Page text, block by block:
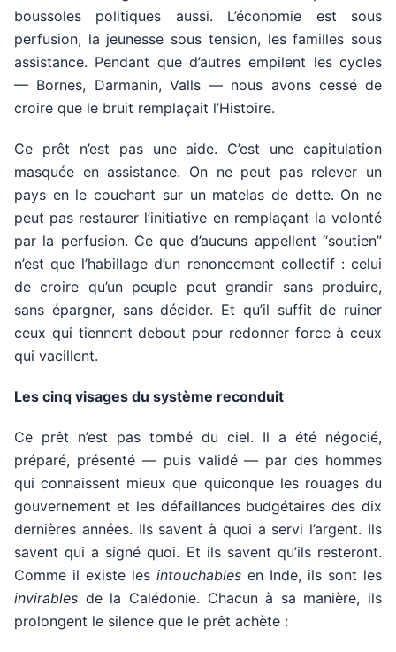
boussoles politiques aussi. L’économie est sous
perfusion, la jeunesse sous tension, les familles sous
assistance. Pendant que d’autres empilent les cycles
— Bornes, Darmanin, Valls — nous avons cessé de
croire que le bruit remplaçait l’Histoire.
Ce prêt n’est pas une aide. C’est une capitulation
masquée en assistance. On ne peut pas relever un
pays en le couchant sur un matelas de dette. On ne
peut pas restaurer l’initiative en remplaçant la volonté
par la perfusion. Ce que d’aucuns appellent “soutien”
n’est que l’habillage d’un renoncement collectif : celui
de croire qu’un peuple peut grandir sans produire,
sans épargner, sans décider. Et qu’il suffit de ruiner
ceux qui tiennent debout pour redonner force à ceux
qui vacillent.
Les cinq visages du système reconduit
Ce prêt n’est pas tombé du ciel. Il a été négocié,
préparé, présenté — puis validé — par des hommes
qui connaissent mieux que quiconque les rouages du
gouvernement et les défaillances budgétaires des dix
dernières années. Ils savent à quoi a servi l’argent. Ils
savent qui a signé quoi. Et ils savent qu’ils resteront.
Comme il existe les intouchables en Inde, ils sont les
invirables de la Calédonie. Chacun à sa manière, ils
prolongent le silence que le prêt achète :